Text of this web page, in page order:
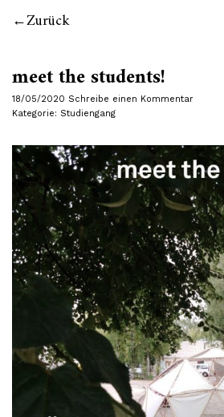
Zurück
meet the students!
18/05/2020 Schreibe einen Kommentar
Kategorie: Studiengang